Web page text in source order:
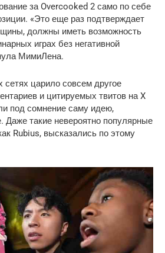
за Overcooked 2 само по себе
«Это еще раз подтверждает
должны иметь возможность
играх без негативной
МимиЛена.
царило совсем другое
и цитируемых твитов на X
под сомнение саму идею,
такие невероятно популярные
Rubius, высказались по этому